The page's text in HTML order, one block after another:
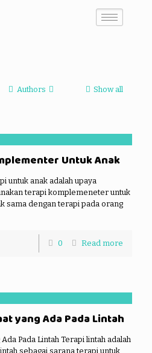
Authors Show all
Untuk Anak
untuk anak adalah upaya
terapi komplemeneter untuk
sama dengan terapi pada orang
0 Read more
yang Ada Pada Lintah
Pada Lintah Terapi lintah adalah
sebagai sarana terapi untuk